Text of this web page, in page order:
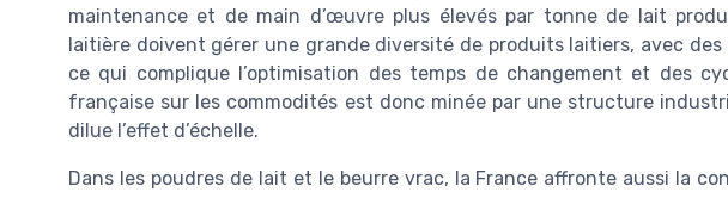
maintenance et de main d’œuvre plus élevés par tonne de lait
laitière doivent gérer une grande diversité de produits laitiers, avec
ce qui complique l’optimisation des temps de changement et des
française sur les commodités est donc minée par une structure
dilue l’effet d’échelle.
Dans les poudres de lait et le beurre vrac, la France affronte aussi la